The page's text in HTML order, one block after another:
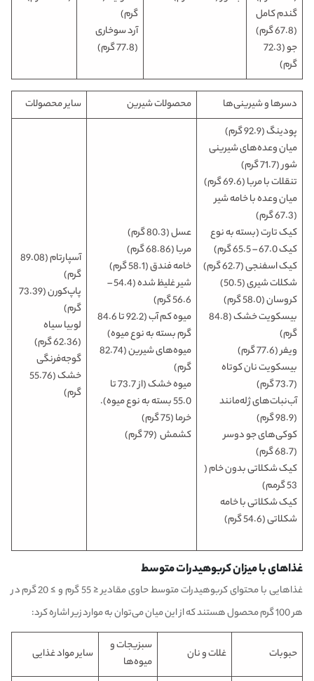
گندم کامل
(67.8 گرم)
جو (72.3
گرم)
گرم)
آرد سوخاری
(77.8 گرم)
دسرها و شیرینی‌ها محصولات شیرین
سایر محصولات
پودینگ (92.9 گرم)
میان وعده‌های شیرینی
شور (71.7 گرم)
تنقلات با مربا (69.6 گرم)
میان وعده با خامه شیر
(67.3 گرم)
کیک تارت (بسته به نوع
کیک 67.0 – 65.5 گرم)
کیک اسفنجی (62.7 گرم)
شکلات شیری (50.5)
کروسان (58.0 گرم)
بیسکویت خشک (84.8
گرم)
ویفر (77.6 گرم)
بیسکویت نان کوتاه
(73.7 گرم)
آب‌نبات‌های ژله‌مانند
(98.9 گرم)
کوکی‌های جو دوسر
(68.7 گرم)
کیک شکلاتی بدون خام (
53 گرمم)
کیک شکلاتی با خامه
شکلاتی (54.6 گرم)
عسل (80.3 گرم)
مربا (68.86 گرم)
خامه فندق (58.1 گرم)
شیر غلیظ شده (54.4 –
56.6 گرم)
میوه کم آب (92.2 تا 84.6
گرم بسته به نوع میوه)
میوه‌های شیرین (82.74
گرم)
میوه خشک (از 73.7 تا
55.0 بسته به نوع میوه).
خرما (75 گرم)
کشمش (79 گرم)
آسپارتام (89.08
گرم)
پاپ‌کورن (73.39
گرم)
لوبیا سیاه
(62.36 گرم)
گوجه‌فرنگی
خشک (55.76
گرم)
غذاهای با میزان کربوهیدرات متوسط
غذاهایی با محتوای کربوهیدرات متوسط ​​حاوی مقادیر ≤ 55 گرم و ≥ 20 گرم در
هر 100 گرم محصول هستند که از این میان می‌توان به موارد زیر اشاره کرد:
حبوبات غلات و نان
سبزیجات و
میوه‌ها
سایر مواد غذایی